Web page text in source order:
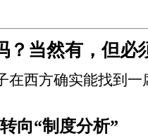
？当然有，但必
在西方确实能找到
向“制度分析”